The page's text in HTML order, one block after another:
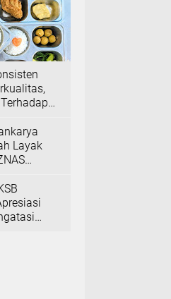
Layak